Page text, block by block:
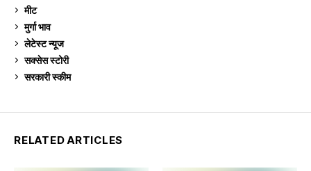
मीट
मुर्गा भाव
लेटेस्ट न्यूज
सक्सेस स्टो‍री
सरकारी स्की‍म
RELATED ARTICLES